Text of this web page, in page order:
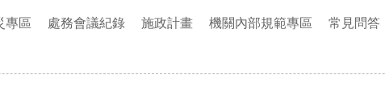
專區 處務會議紀錄 施政計畫 機關內部規範專區 常見問答